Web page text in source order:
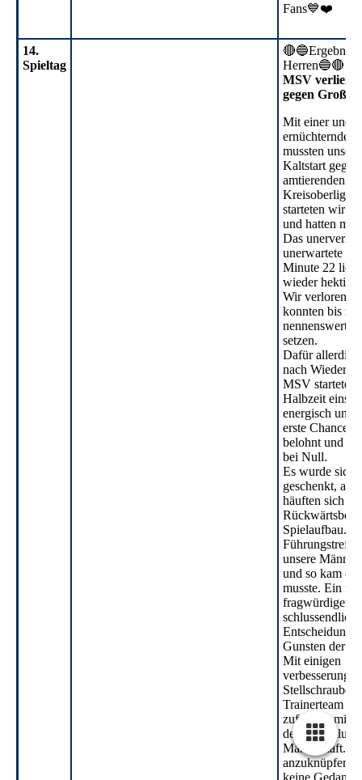
Fans💙❤️
14.
Spieltag
Herren🔵🔴
MSV verliert
gegen Groß
Mit einer
ernüchternden
mussten
Kaltstart gegen
amtierenden
starteten wir
und hatten
Das
unerwartete
Minute 22 ließ
wieder
Wir verloren
konnten bis
setzen.
Dafür
nach
MSV startete
Halbzeit eins
energisch und
erste Chance
belohnt und
bei Null.
Es wurde sich
geschenkt,
häuften sich
Spielaufbau.
unsere
und so kam es
musste. Ein in
fragwürdiger
schlussendlich
Entscheidung
Gunsten der
Mit einigen
Stellschrauben
Trainerteam
zufrieden mit
der
Mannschaft.
anzuknüpfen,